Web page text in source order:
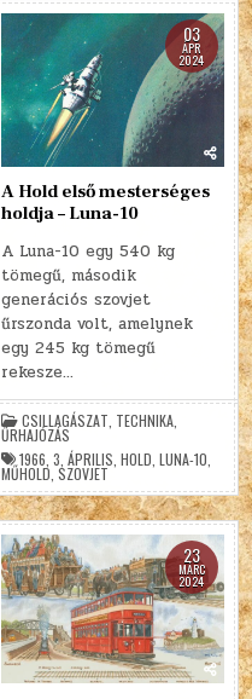
03
ÁPR
2024
A Hold első mesterséges
holdja – Luna-10
A Luna-10 egy 540 kg
tömegű, második
generációs szovjet
űrszonda volt, amelynek
egy 245 kg tömegű
rekesze…
CSILLAGÁSZAT TECHNIKA
ŰRHAJÓZÁS
1966 ,3 ,ÁPRILIS ,HOLD ,LUNA-10
MŰHOLD ,SZOVJET
23
MÁRC
2024